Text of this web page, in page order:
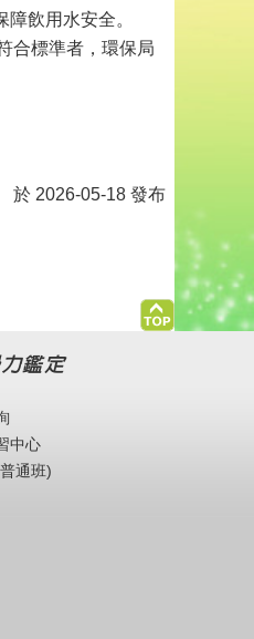
飲用水安全。
合標準者，環保局
於 2026-05-18 發布
鑑定
中心
通班)